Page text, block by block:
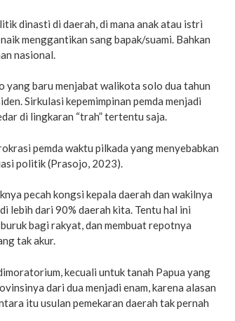
dinasti di daerah, di mana anak atau istri
menggantikan sang bapak/suami. Bahkan
nasional.
yang baru menjabat walikota solo dua tahun
Sirkulasi kepemimpinan pemda menjadi
di lingkaran “trah” tertentu saja.
pemda waktu pilkada yang menyebabkan
politik (Prasojo, 2023).
pecah kongsi kepala daerah dan wakilnya
lebih dari 90% daerah kita. Tentu hal ini
bagi rakyat, dan membuat repotnya
tak akur.
kecuali untuk tanah Papua yang
dari dua menjadi enam, karena alasan
itu usulan pemekaran daerah tak pernah